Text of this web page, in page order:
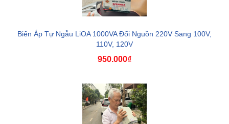
Biến Áp Tự Ngẫu LiOA 1000VA Đổi Nguồn 220V Sang 100V,
110V, 120V
950.000₫